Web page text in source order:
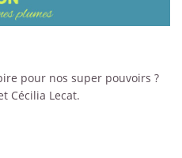
pour nos super pouvoirs ?
Cécilia Lecat.